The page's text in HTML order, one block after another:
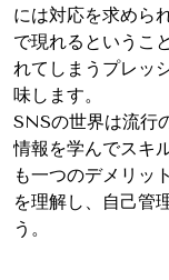
には対応を求めら
で現れるというこ
れてしまうプレッ
味します。
SNSの世界は流行
情報を学んでスキ
も一つのデメリッ
を理解し、自己管
う。